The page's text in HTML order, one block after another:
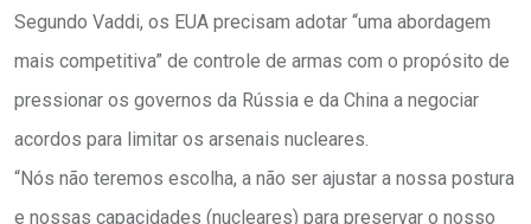
Segundo Vaddi, os EUA precisam adotar “uma abordagem
mais competitiva” de controle de armas com o propósito de
pressionar os governos da Rússia e da China a negociar
acordos para limitar os arsenais nucleares.
“Nós não teremos escolha, a não ser ajustar a nossa postura
e nossas capacidades (nucleares) para preservar o nosso